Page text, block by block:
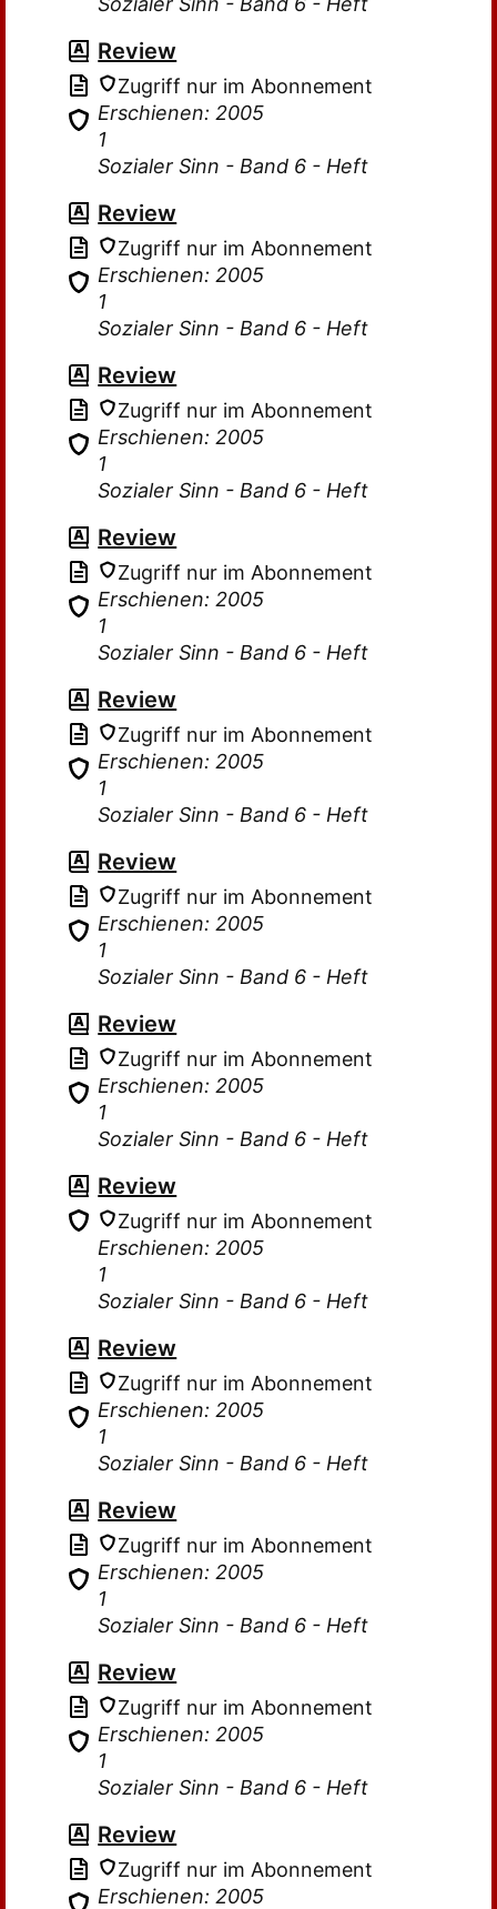
Review
Zugriff nur im Abonnement
Erschienen: 2005
1
Sozialer Sinn - Band 6 - Heft
Review
Zugriff nur im Abonnement
Erschienen: 2005
1
Sozialer Sinn - Band 6 - Heft
Review
Zugriff nur im Abonnement
Erschienen: 2005
1
Sozialer Sinn - Band 6 - Heft
Review
Zugriff nur im Abonnement
Erschienen: 2005
1
Sozialer Sinn - Band 6 - Heft
Review
Zugriff nur im Abonnement
Erschienen: 2005
1
Sozialer Sinn - Band 6 - Heft
Review
Zugriff nur im Abonnement
Erschienen: 2005
1
Sozialer Sinn - Band 6 - Heft
Review
Zugriff nur im Abonnement
Erschienen: 2005
1
Sozialer Sinn - Band 6 - Heft
Review
Zugriff nur im Abonnement
Erschienen: 2005
1
Sozialer Sinn - Band 6 - Heft
Review
Zugriff nur im Abonnement
Erschienen: 2005
1
Sozialer Sinn - Band 6 - Heft
Review
Zugriff nur im Abonnement
Erschienen: 2005
1
Sozialer Sinn - Band 6 - Heft
Review
Zugriff nur im Abonnement
Erschienen: 2005
1
Sozialer Sinn - Band 6 - Heft
Review
Zugriff nur im Abonnement
Erschienen: 2005